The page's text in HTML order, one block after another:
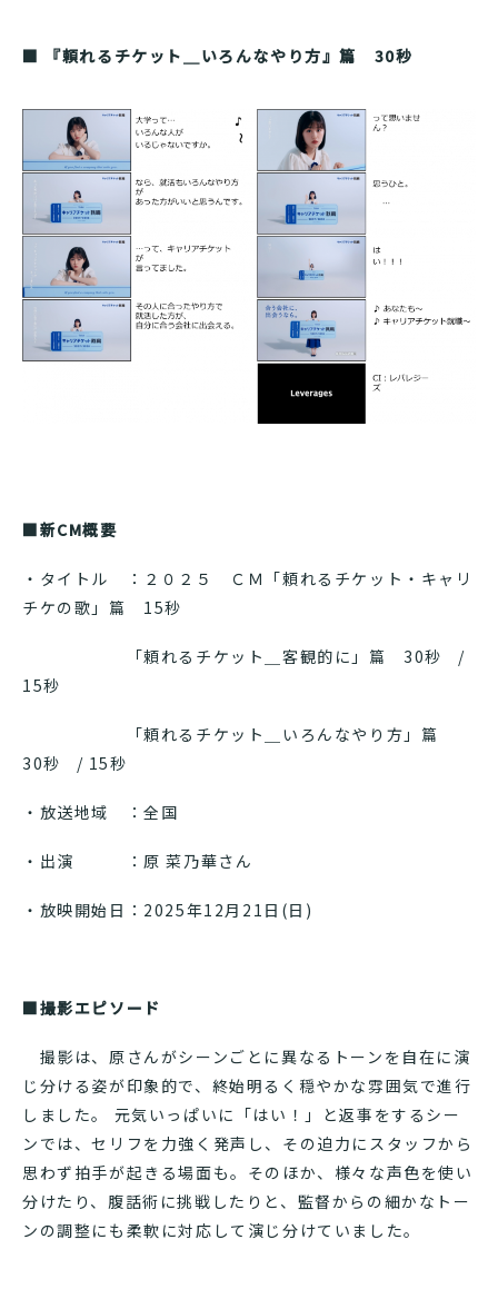
■ 『頼れるチケット＿いろんなやり方』篇 30秒
■新CM概要
・タイトル ：２０２５ ＣＭ「頼れるチケット・キャリ
チケの歌」篇 15秒
「頼れるチケット＿客観的に」篇 30秒 /
15秒
「頼れるチケット＿いろんなやり方」篇
30秒 / 15秒
・放送地域 ：全国
・出演 ：原 菜乃華さん
・放映開始日：2025年12月21日(日)
■撮影エピソード
撮影は、原さんがシーンごとに異なるトーンを自在に演
じ分ける姿が印象的で、終始明るく穏やかな雰囲気で進行
しました。 元気いっぱいに「はい！」と返事をするシー
ンでは、セリフを力強く発声し、その迫力にスタッフから
思わず拍手が起きる場面も。そのほか、様々な声色を使い
分けたり、腹話術に挑戦したりと、監督からの細かなトー
ンの調整にも柔軟に対応して演じ分けていました。